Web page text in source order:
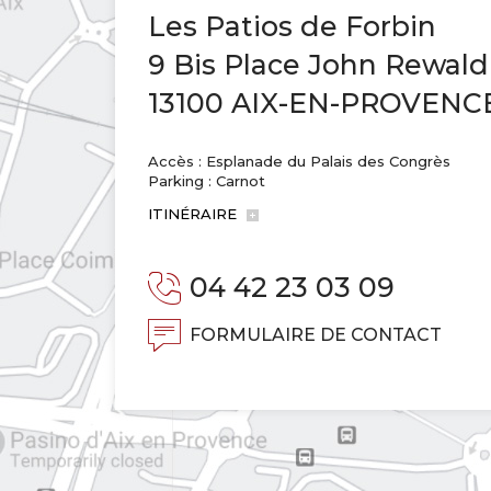
Les Patios de Forbin
9 Bis Place John Rewald
13100 AIX-EN-
Accès : Esplanade du Palais des Congrès
Parking : Carnot
ITINÉRAIRE
04 42 23 03 09
FORMULAIRE DE CONTACT